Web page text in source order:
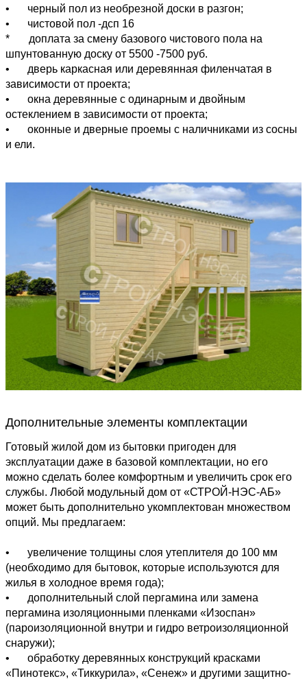
•
черный пол из необрезной доски в разгон;
•
чистовой пол -дсп 16
* доплата за смену базового чистового пола на
шпунтованную доску от 5500 -7500 руб.
•
дверь каркасная или деревянная филенчатая в
зависимости от проекта;
•
окна деревянные с одинарным и двойным
остеклением в зависимости от проекта;
•
оконные и дверные проемы с наличниками из сосны
и ели.
Дополнительные элементы комплектации
Готовый жилой дом из бытовки пригоден для
эксплуатации даже в базовой комплектации, но его
можно сделать более комфортным и увеличить срок его
службы. Любой модульный дом от «СТРОЙ-НЭС-АБ»
может быть дополнительно укомплектован множеством
опций. Мы предлагаем:
•
увеличение толщины слоя утеплителя до 100 мм
(необходимо для бытовок, которые используются для
жилья в холодное время года);
•
дополнительный слой пергамина или замена
пергамина изоляционными пленками «Изоспан»
(пароизоляционной внутри и гидро ветроизоляционной
снаружи);
•
обработку деревянных конструкций красками
«Пинотекс», «Тиккурила», «Сенеж» и другими защитно-